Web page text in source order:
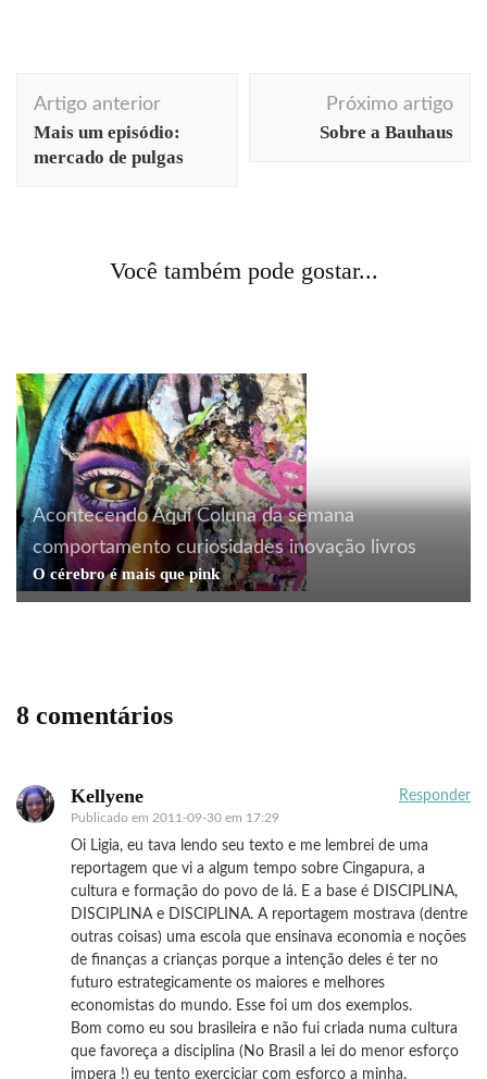
de
post
Artigo anterior
Mais um episódio:
mercado de pulgas
Próximo artigo
Sobre a Bauhaus
Você também pode gostar...
Como ver o mundo fotografia
Acontecendo Aqui Coluna da semana
comportamento curiosidades inovação livros
O cérebro é mais que pink
8 comentários
Kellyene
Publicado em 2011-09-30 em 17:29
Responder
Oi Ligia, eu tava lendo seu texto e me lembrei de uma
reportagem que vi a algum tempo sobre Cingapura, a
cultura e formação do povo de lá. E a base é DISCIPLINA,
DISCIPLINA e DISCIPLINA. A reportagem mostrava (dentre
outras coisas) uma escola que ensinava economia e noções
de finanças a crianças porque a intenção deles é ter no
futuro estrategicamente os maiores e melhores
economistas do mundo. Esse foi um dos exemplos.
Bom como eu sou brasileira e não fui criada numa cultura
que favoreça a disciplina (No Brasil a lei do menor esforço
impera !) eu tento exerciciar com esforço a minha.